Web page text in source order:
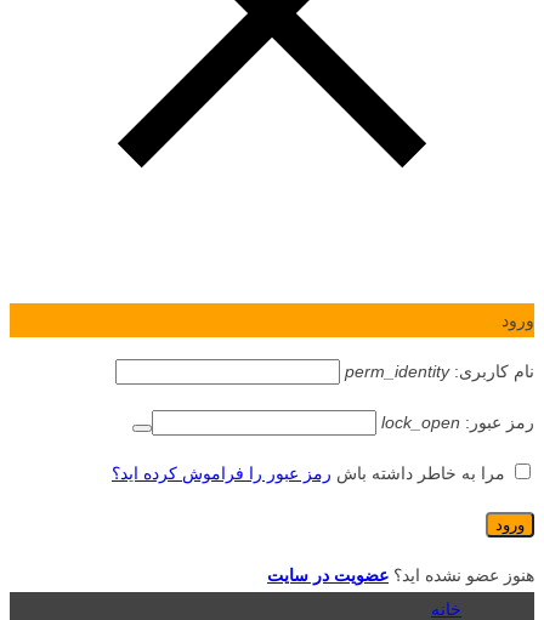
ورود
نام کاربری:perm_identity
رمز عبور: lock_open
مرا به خاطر داشته باش رمز عبور را فراموش کرده اید؟
هنوز عضو نشده اید؟ عضویت در سایت
خانه